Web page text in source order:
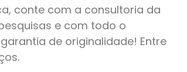
conte com a consultoria da
e com todo o
de originalidade! Entre